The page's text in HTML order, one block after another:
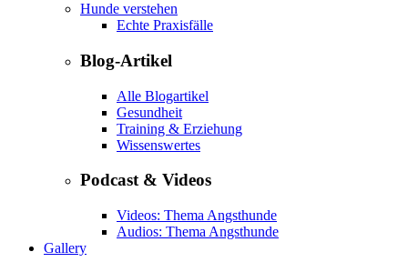
Hunde verstehen
Echte Praxisfälle
Blog-Artikel
Alle Blogartikel
Gesundheit
Training & Erziehung
Wissenswertes
Podcast & Videos
Videos: Thema Angsthunde
Audios: Thema Angsthunde
Gallery